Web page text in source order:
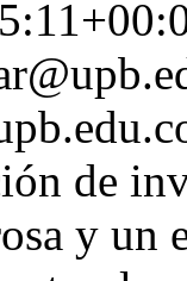
de
y un